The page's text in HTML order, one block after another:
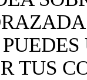
TUS